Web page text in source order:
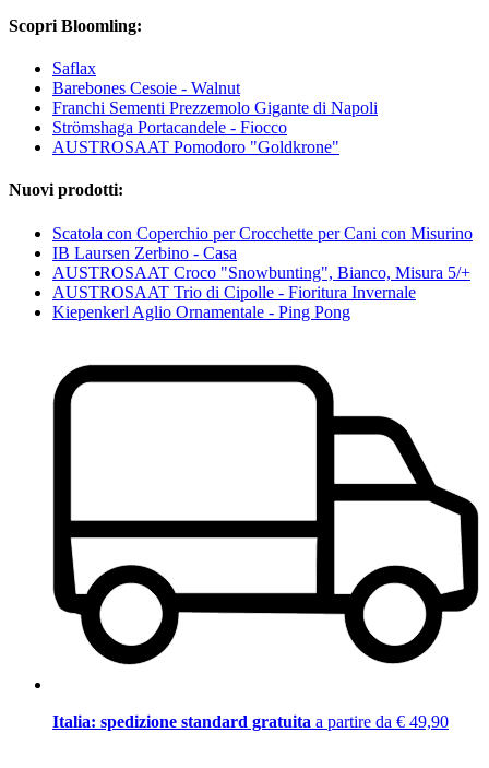
Scopri Bloomling:
Saflax
Barebones Cesoie - Walnut
Franchi Sementi Prezzemolo Gigante di Napoli
Strömshaga Portacandele - Fiocco
AUSTROSAAT Pomodoro "Goldkrone"
Nuovi prodotti:
Scatola con Coperchio per Crocchette per Cani con Misurino
IB Laursen Zerbino - Casa
AUSTROSAAT Croco "Snowbunting", Bianco, Misura 5/+
AUSTROSAAT Trio di Cipolle - Fioritura Invernale
Kiepenkerl Aglio Ornamentale - Ping Pong
Italia: spedizione standard gratuita a partire da € 49,90